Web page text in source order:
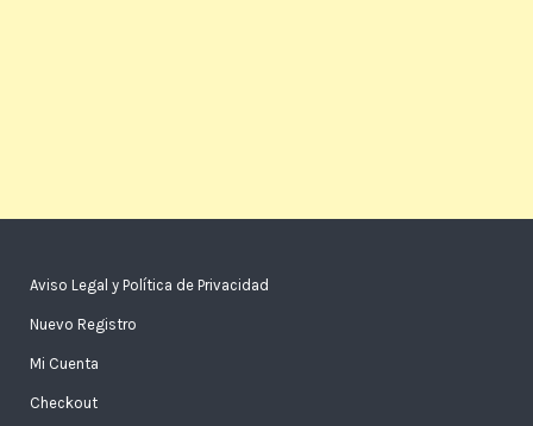
Aviso Legal y Política de Privacidad
Nuevo Registro
Mi Cuenta
Checkout